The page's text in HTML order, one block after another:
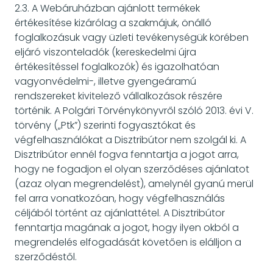
2.3. A Webáruházban ajánlott termékek
értékesítése kizárólag a szakmájuk, önálló
foglalkozásuk vagy üzleti tevékenységük körében
eljáró viszonteladók (kereskedelmi újra
értékesítéssel foglalkozók) és igazolhatóan
vagyonvédelmi-, illetve gyengeáramú
rendszereket kivitelező vállalkozások részére
történik. A Polgári Törvénykönyvről szóló 2013. évi V.
törvény („Ptk”) szerinti fogyasztókat és
végfelhasználókat a Disztribútor nem szolgál ki. A
Disztribútor ennél fogva fenntartja a jogot arra,
hogy ne fogadjon el olyan szerződéses ajánlatot
(azaz olyan megrendelést), amelynél gyanú merül
fel arra vonatkozóan, hogy végfelhasználás
céljából történt az ajánlattétel. A Disztribútor
fenntartja magának a jogot, hogy ilyen okból a
megrendelés elfogadását követően is elálljon a
szerződéstől.